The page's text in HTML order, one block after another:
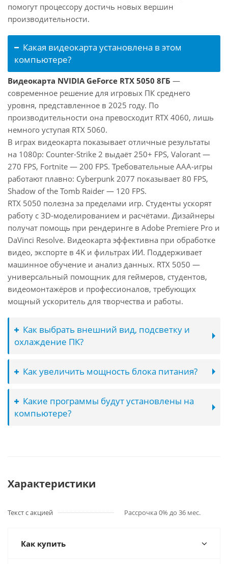
помогут процессору достичь новых вершин
производительности.
Какая видеокарта установлена в этом
компьютере?
Видеокарта NVIDIA GeForce RTX 5050 8ГБ —
современное решение для игровых ПК среднего
уровня, представленное в 2025 году. По
производительности она превосходит RTX 4060, лишь
немного уступая RTX 5060.
В играх видеокарта показывает отличные результаты
на 1080p: Counter-Strike 2 выдаёт 250+ FPS, Valorant —
270 FPS, Fortnite — 200 FPS. Требовательные AAA-игры
работают плавно: Cyberpunk 2077 показывает 80 FPS,
Shadow of the Tomb Raider — 120 FPS.
RTX 5050 полезна за пределами игр. Студенты ускорят
работу с 3D-моделированием и расчётами. Дизайнеры
получат помощь при рендеринге в Adobe Premiere Pro и
DaVinci Resolve. Видеокарта эффективна при обработке
видео, экспорте в 4K и фильтрах ИИ. Поддерживает
машинное обучение и анализ данных. RTX 5050 —
универсальный помощник для геймеров, студентов,
видеомонтажёров и профессионалов, требующих
мощный ускоритель для творчества и работы.
Как выбрать внешний вид, подсветку и
охлаждение ПК?
Как увеличить мощность блока питания?
Какие программы будут установлены на
компьютере?
Характеристики
Текст с акцией Рассрочка 0% до 36 мес.
Как купить